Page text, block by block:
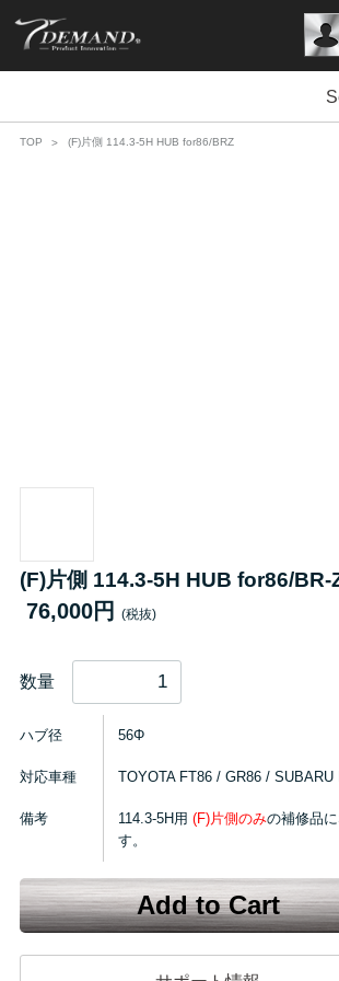
TOP (F)片側 114.3-5H HUB for86/BRZ
(F)片側 114.3-5H HUB for86/BR-
76,000円 (税抜)
数量
ハブ径 56Φ
対応車種 TOYOTA FT86 / GR86 / SUBARU
備考 114.3-5H用 (F)片側のみの補修品
す。
Add to Cart